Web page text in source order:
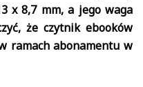
x 8,7 mm, a jego waga
że czytnik ebooków
ramach abonamentu w